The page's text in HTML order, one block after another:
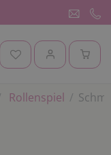
Rollenspiel